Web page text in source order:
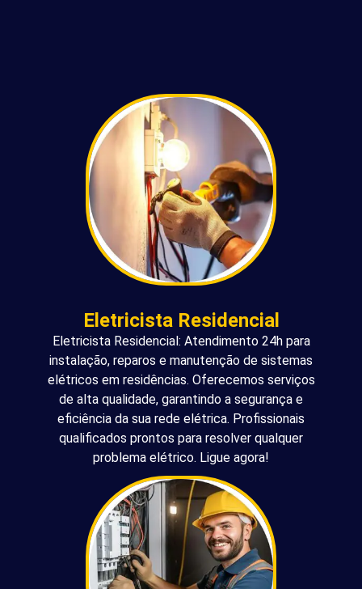
Eletricista Residencial
Eletricista Residencial: Atendimento 24h para
instalação, reparos e manutenção de sistemas
elétricos em residências. Oferecemos serviços
de alta qualidade, garantindo a segurança e
eficiência da sua rede elétrica. Profissionais
qualificados prontos para resolver qualquer
problema elétrico. Ligue agora!